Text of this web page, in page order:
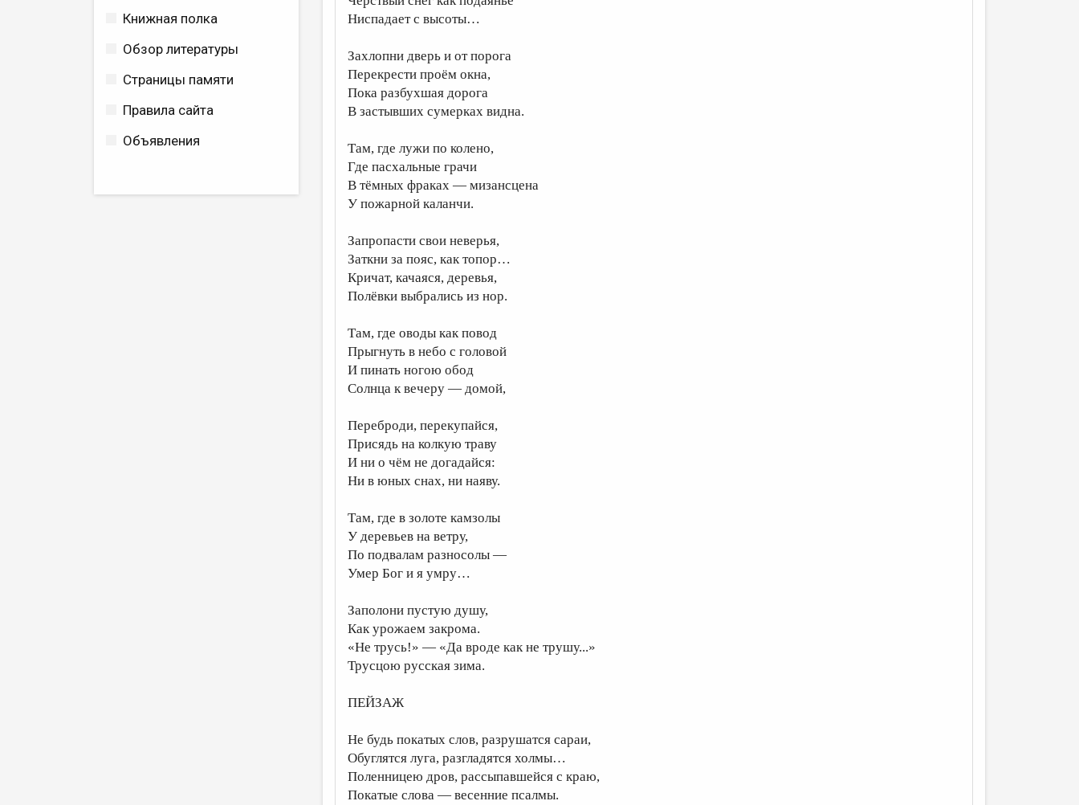
Книжная полка
Обзор литературы
Страницы памяти
Правила сайта
Объявления
Ниспадает с высоты…
Захлопни дверь и от порога
Перекрести проём окна,
Пока разбухшая дорога
В застывших сумерках видна.
Там, где лужи по колено,
Где пасхальные грачи
В тёмных фраках — мизансцена
У пожарной каланчи.
Запропасти свои неверья,
Заткни за пояс, как топор…
Кричат, качаяся, деревья,
Полёвки выбрались из нор.
Там, где оводы как повод
Прыгнуть в небо с головой
И пинать ногою обод
Солнца к вечеру — домой,
Переброди, перекупайся,
Присядь на колкую траву
И ни о чём не догадайся:
Ни в юных снах, ни наяву.
Там, где в золоте камзолы
У деревьев на ветру,
По подвалам разносолы —
Умер Бог и я умру…
Заполони пустую душу,
Как урожаем закрома.
«Не трусь!» — «Да вроде как не трушу...»
Трусцою русская зима.
ПЕЙЗАЖ
Не будь покатых слов, разрушатся сараи,
Обуглятся луга, разгладятся холмы…
Поленницею дров, рассыпавшейся с краю,
Покатые слова — весенние псалмы.